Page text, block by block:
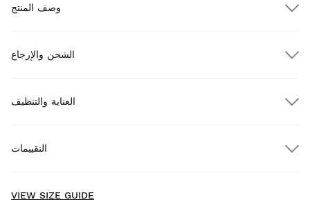
وصف المنتج
الشحن والإرجاع
توصيل للمنازل مجاناً
العناية والتنظيف
التقييمات
VIEW SIZE GUIDE